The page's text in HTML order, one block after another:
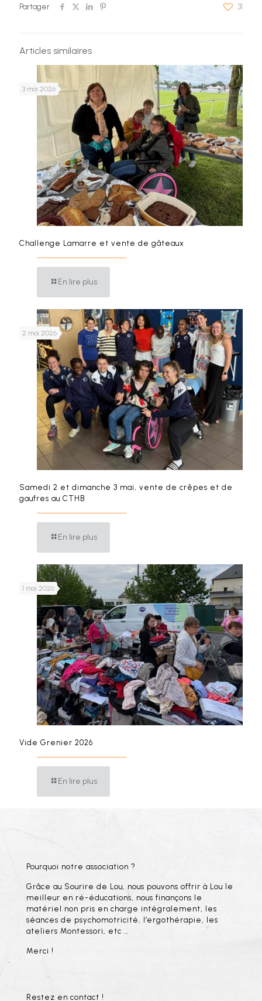
Partager 31
Articles similaires
3 mai 2026
Challenge Lamarre et vente de gâteaux
En lire plus
2 mai 2026
Samedi 2 et dimanche 3 mai, vente de crêpes et de
gaufres au CTHB
En lire plus
1 mai 2026
Vide Grenier 2026
En lire plus
Pourquoi notre association ?
Grâce au Sourire de Lou, nous pouvons offrir à Lou le
meilleur en ré-éducations, nous finançons le
matériel non pris en charge intégralement, les
séances de psychomotricité, l’ergothérapie, les
ateliers Montessori, etc …
Merci !
Restez en contact !